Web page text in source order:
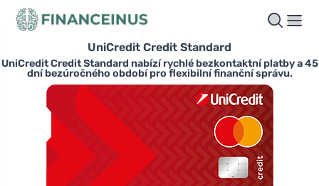
UniCredit Credit Standard
UniCredit Credit Standard nabízí rychlé bezkontaktní platby a 45
dní bezúročného období pro flexibilní finanční správu.